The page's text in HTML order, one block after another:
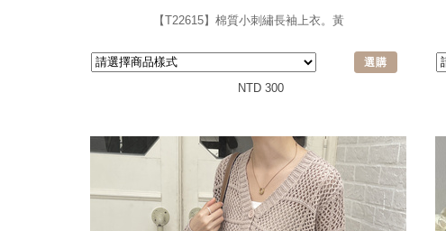
【T22615】棉質小刺繡長袖上衣。黃
選購
NTD 300